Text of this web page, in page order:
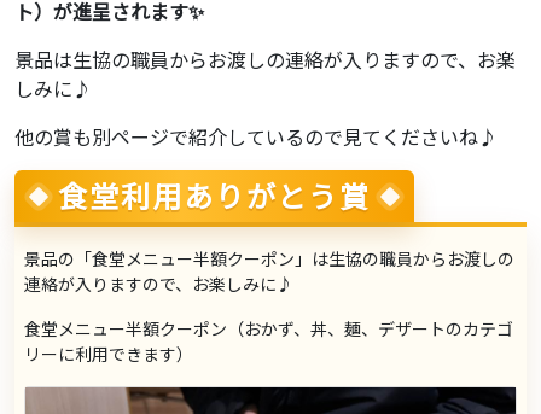
ト）が進呈されます✨
景品は生協の職員からお渡しの連絡が入りますので、お楽
しみに♪
他の賞も別ページで紹介しているので見てくださいね♪
食堂利用ありがとう賞
景品の「食堂メニュー半額クーポン」は生協の職員からお渡しの
連絡が入りますので、お楽しみに♪
食堂メニュー半額クーポン（おかず、丼、麺、デザートのカテゴ
リーに利用できます）